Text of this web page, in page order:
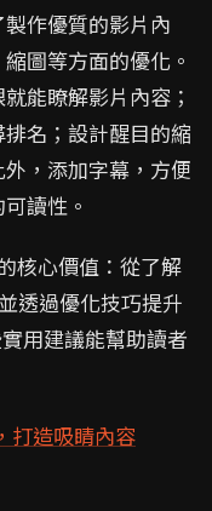
作優質的影片內
圖等方面的優化。
能瞭解影片內容；
名；設計醒目的縮
，添加字幕，方便
讀性。
核心價值：從了解
透過優化技巧提升
用建議能幫助讀者
打造吸睛內容